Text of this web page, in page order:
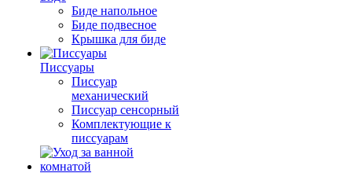
Биде напольное
Биде подвесное
Крышка для биде
Писсуары
Писсуар
механический
Писсуар сенсорный
Комплектующие к
писсуарам